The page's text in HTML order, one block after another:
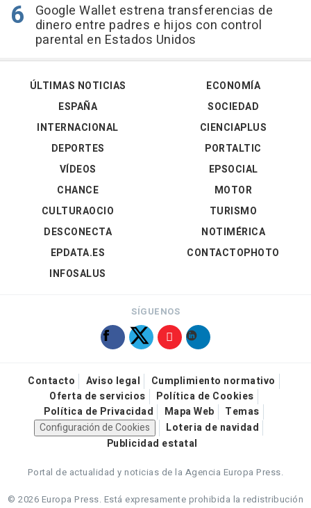
Google Wallet estrena transferencias de
dinero entre padres e hijos con control
parental en Estados Unidos
ÚLTIMAS NOTICIAS
ESPAÑA
INTERNACIONAL
DEPORTES
VÍDEOS
ECONOMÍA
SOCIEDAD
CIENCIAPLUS
PORTALTIC
EPSOCIAL
CHANCE
CULTURAOCIO
DESCONECTA
EPDATA.ES
INFOSALUS
MOTOR
TURISMO
NOTIMÉRICA
CONTACTOPHOTO
SÍGUENOS
Contacto Aviso legal
Cumplimiento normativo
Oferta de servicios
Política de Cookies
Política de Privacidad
Mapa Web
Temas
Configuración de Cookies
Loteria de navidad
Publicidad estatal
Portal de actualidad y noticias de la Agencia Europa Press.
© 2026 Europa Press. Está expresamente prohibida la redistribución